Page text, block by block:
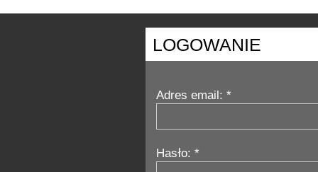
LOGOWANIE
Adres email: *
Hasło: *